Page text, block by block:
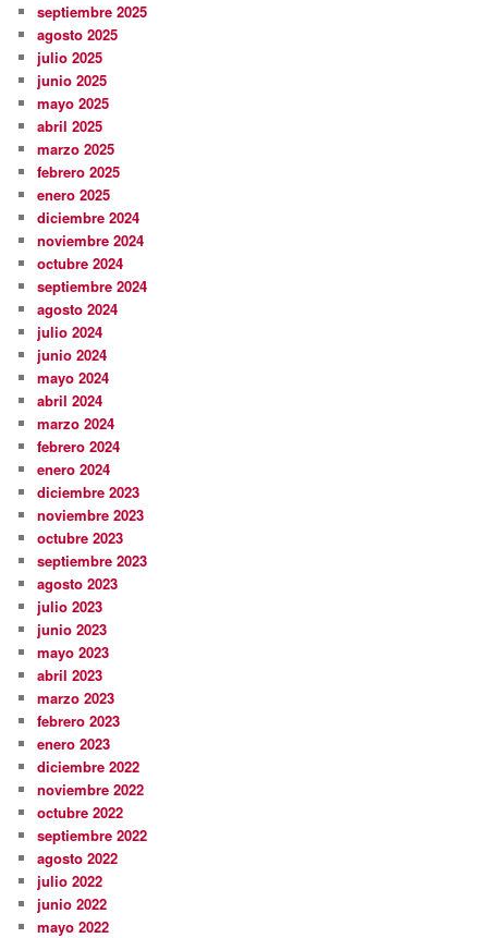
septiembre 2025
agosto 2025
julio 2025
junio 2025
mayo 2025
abril 2025
marzo 2025
febrero 2025
enero 2025
diciembre 2024
noviembre 2024
octubre 2024
septiembre 2024
agosto 2024
julio 2024
junio 2024
mayo 2024
abril 2024
marzo 2024
febrero 2024
enero 2024
diciembre 2023
noviembre 2023
octubre 2023
septiembre 2023
agosto 2023
julio 2023
junio 2023
mayo 2023
abril 2023
marzo 2023
febrero 2023
enero 2023
diciembre 2022
noviembre 2022
octubre 2022
septiembre 2022
agosto 2022
julio 2022
junio 2022
mayo 2022